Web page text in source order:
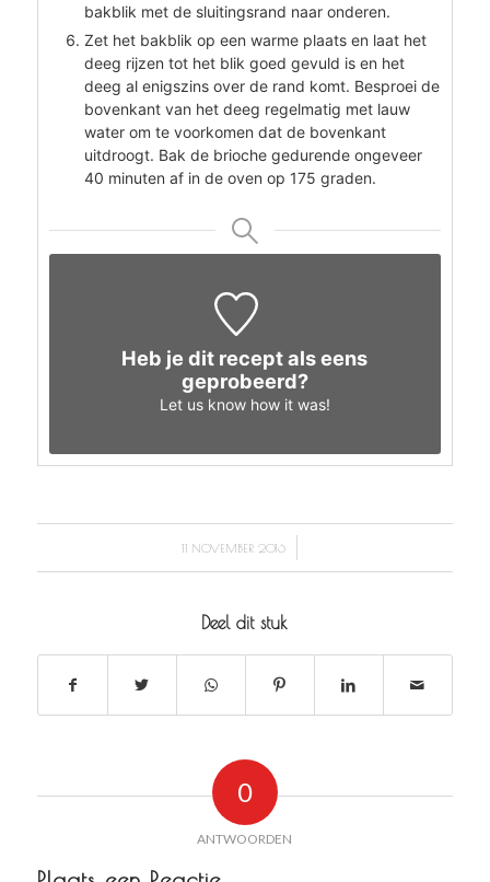
bakblik met de sluitingsrand naar onderen.
Zet het bakblik op een warme plaats en laat het
deeg rijzen tot het blik goed gevuld is en het
deeg al enigszins over de rand komt. Besproei de
bovenkant van het deeg regelmatig met lauw
water om te voorkomen dat de bovenkant
uitdroogt. Bak de brioche gedurende ongeveer
40 minuten af in de oven op 175 graden.
Heb je dit recept als eens
geprobeerd?
Let us knowhow it was!
11 NOVEMBER 2016
/
Deel dit stuk
0
ANTWOORDEN